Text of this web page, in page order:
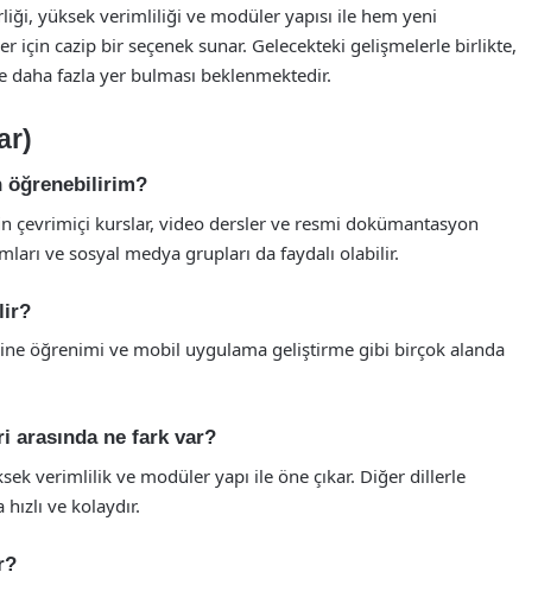
yüksek verimliliği ve modüler yapısı ile hem yeni
için cazip bir seçenek sunar. Gelecekteki gelişmelerle birlikte,
daha fazla yer bulması beklenmektedir.
öğrenebilirim?
çevrimiçi kurslar, video dersler ve resmi dokümantasyon
ve sosyal medya grupları da faydalı olabilir.
öğrenimi ve mobil uygulama geliştirme gibi birçok alanda
arasında ne fark var?
verimlilik ve modüler yapı ile öne çıkar. Diğer dillerle
ve kolaydır.